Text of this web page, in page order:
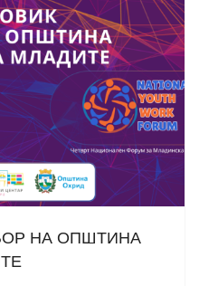
НА ОПШТИНА